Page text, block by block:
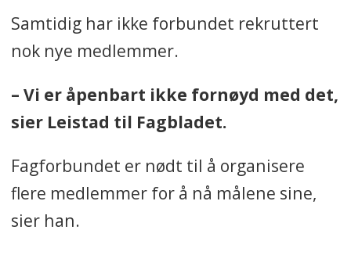
Samtidig har ikke forbundet rekruttert
nok nye medlemmer.
– Vi er åpenbart ikke fornøyd med det,
sier Leistad til Fagbladet.
Fagforbundet er nødt til å organisere
flere medlemmer for å nå målene sine,
sier han.